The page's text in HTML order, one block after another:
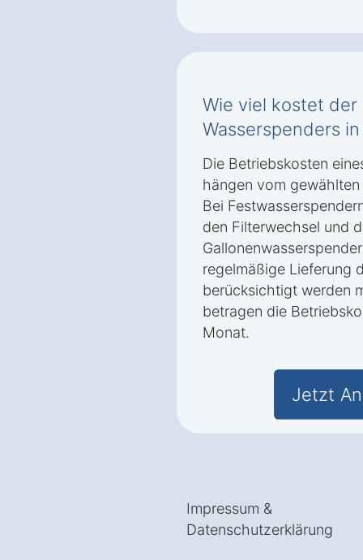
Wie viel kostet
Wasserspenders
Die Betriebskosten
hängen vom
Bei
den Filterwechsel und
regelmäßige Lieferung
berücksichtigt werden
betragen die
Monat.
Jetzt
Impressum &
Datenschutzerklärung